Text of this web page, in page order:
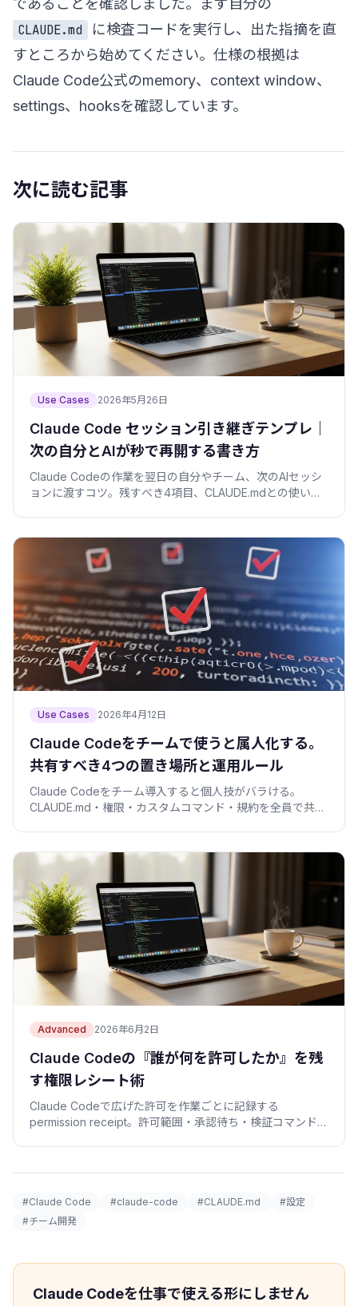
であることを確認しました。まず自分の
CLAUDE.md
に検査コードを実行し、出た指摘を直
すところから始めてください。仕様の根拠は
Claude Code公式のmemory、 context window、
settings、 hooksを確認しています。
次に読む記事
Use Cases 2026年5月26日
Claude Code セッション引き継ぎテンプレ｜
次の自分とAIが秒で再開する書き方
Claude Codeの作業を翌日の自分やチーム、次のAIセッシ
ョンに渡すコツ。残すべき4項目、CLAUDE.mdとの使い分
Use Cases 2026年4月12日
Claude Codeをチームで使うと属人化する。
共有すべき4つの置き場所と運用ルール
Claude Codeをチーム導入すると個人技がバラける。
CLAUDE.md・権限・カスタムコマンド・規約を全員で共有
Advanced 2026年6月2日
Claude Codeの『誰が何を許可したか』を残
す権限レシート術
Claude Codeで広げた許可を作業ごとに記録する
permission receipt。許可範囲・承認待ち・検証コマンドを
#Claude Code #claude-code #CLAUDE.md
#設定
#チーム開発
Claude Codeを仕事で使える形にしません